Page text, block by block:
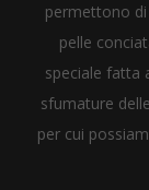
permettono
pelle
speciale fatta
sfumature
per cui